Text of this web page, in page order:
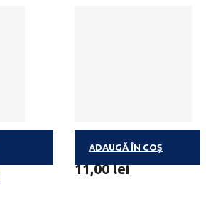
ADAUGĂ ÎN COȘ
11,00lei